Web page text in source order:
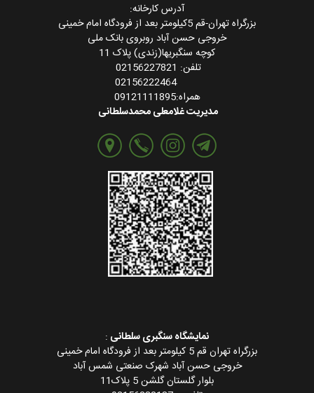
آدرس کارخانه:
بزرگراه تهران-قم 5کیلومتر بعد از فرودگاه امام خمینی
خروجی حسن آباد روبروی بانک ملی
کوچه سنگبریها(زندی) پلاک 11
تلفن: 02156227821
02156222464
همراه:09121111895
مدیریت غلامعلی محمدسلطانی
نمایشگاه سنگبری سلطانی :
بزرگراه تهران قم 5 کیلومتر بعد از فرودگاه امام خمینی
خروجی حسن آباد شهرک صنعتی شمس آباد
بلوار گلستان گلشن 5 پلاک11